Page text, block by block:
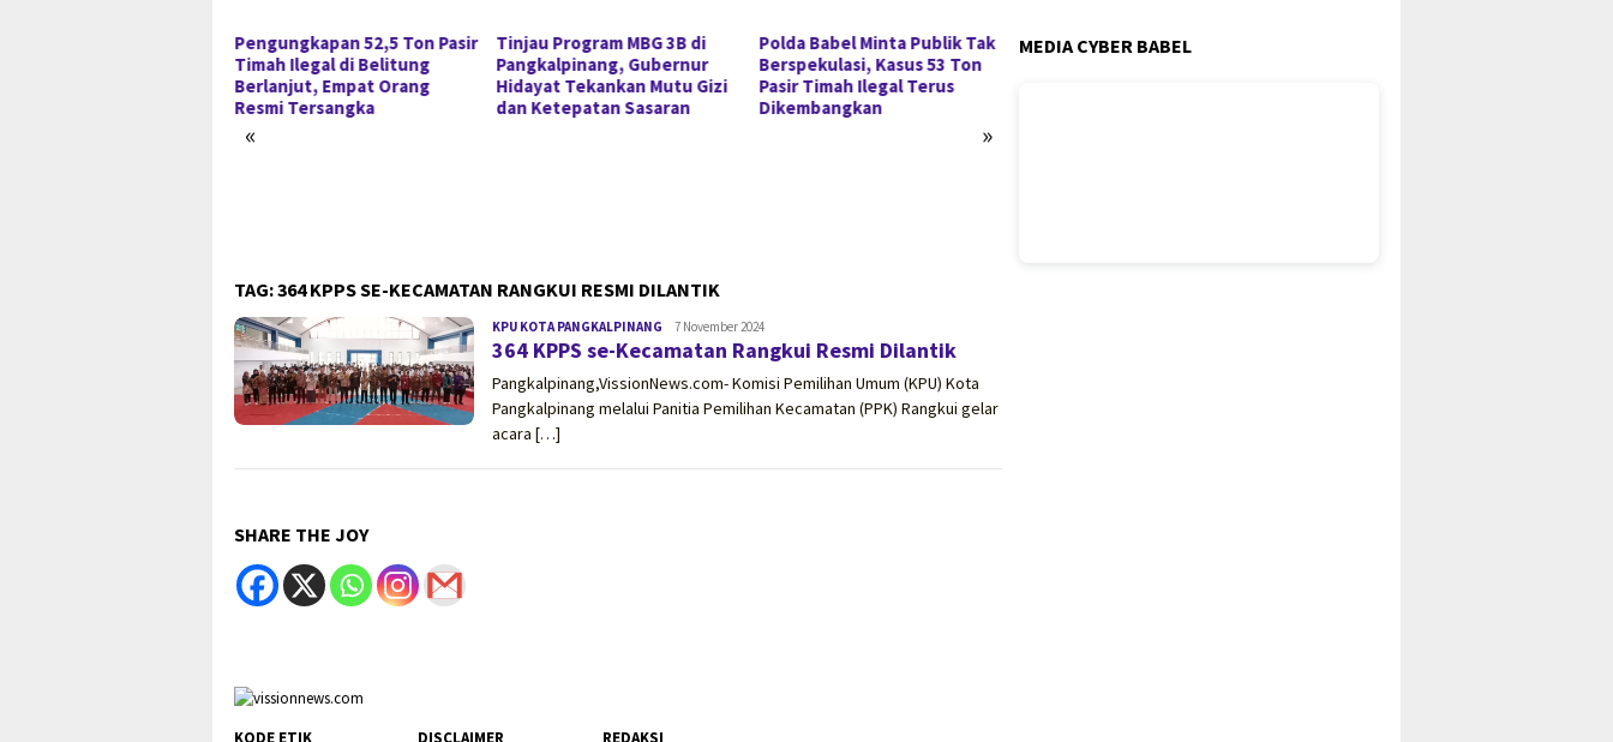
« »
Pengungkapan 52,5 Ton Pasir
Timah Ilegal di Belitung
Berlanjut, Empat Orang
Resmi Tersangka
Tinjau Program MBG 3B di
Pangkalpinang, Gubernur
Hidayat Tekankan Mutu Gizi
dan Ketepatan Sasaran
Polda Babel Minta Publik Tak
Berspekulasi, Kasus 53 Ton
Pasir Timah Ilegal Terus
Dikembangkan
Menteri Wihaji Kunjungi
TAG:364 KPPS SE-KECAMATAN RANGKUI RESMI DILANTIK
KPU KOTA PANGKALPINANG vissionnews.com
7 November 2024
364 KPPS se-Kecamatan Rangkui Resmi Dilantik
Pangkalpinang,VissionNews.com- Komisi Pemilihan Umum (KPU) Kota
Pangkalpinang melalui Panitia Pemilihan Kecamatan (PPK) Rangkui gelar
acara […]
MEDIA CYBER BABEL
SHARE THE JOY